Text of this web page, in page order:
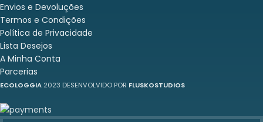
Envios e Devoluções
Termos e Condições
Política de Privacidade
Lista Desejos
A Minha Conta
Parcerias
ECOLOGGIA 2023 DESENVOLVIDO POR FLUSKOSTUDIOS